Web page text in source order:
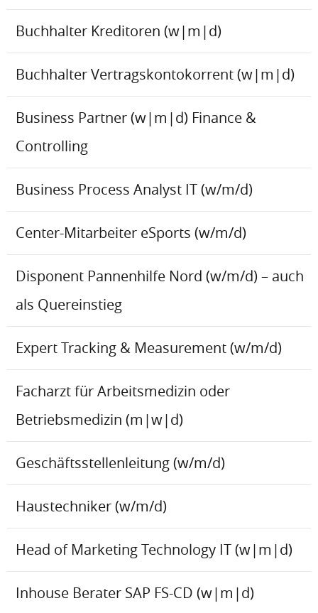
Buchhalter Kreditoren (w|m|d)
Buchhalter Vertragskontokorrent (w|m|d)
Business Partner (w|m|d) Finance &
Controlling
Business Process Analyst IT (w/m/d)
Center-Mitarbeiter eSports (w/m/d)
Disponent Pannenhilfe Nord (w/m/d) – auch
als Quereinstieg
Expert Tracking & Measurement (w/m/d)
Facharzt für Arbeitsmedizin oder
Betriebsmedizin (m|w|d)
Geschäftsstellenleitung (w/m/d)
Haustechniker (w/m/d)
Head of Marketing Technology IT (w|m|d)
Inhouse Berater SAP FS-CD (w|m|d)